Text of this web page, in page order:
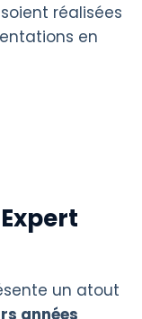
réalisées
en
un atout
années